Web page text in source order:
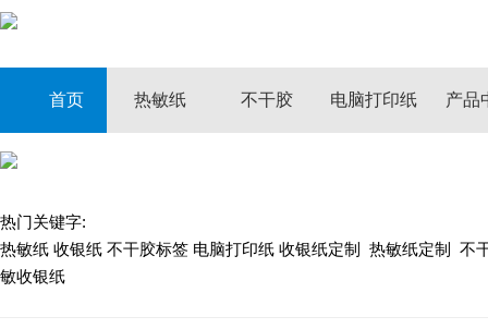
客户案例
关于现速
联系我们
首页 热敏纸 不干胶 电脑打印纸 产品
热门关键字:
热敏纸 收银纸 不干胶标签 电脑打印纸 收银纸定制 热敏纸定制 不
敏收银纸